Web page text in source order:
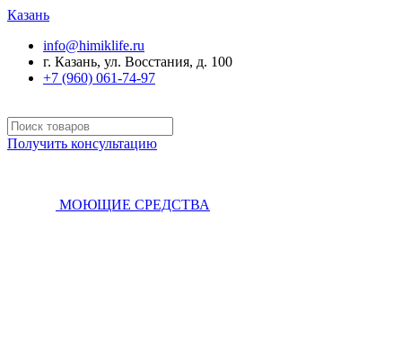
Казань
info@himiklife.ru
г. Казань, ул. Восстания, д. 100
+7 (960) 061-74-97
Получить консультацию
МОЮЩИЕ СРЕДСТВА